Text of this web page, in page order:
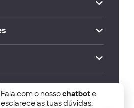
School of Economics
2026
Fala com o nossochatbote
esclarece as tuas dúvidas.